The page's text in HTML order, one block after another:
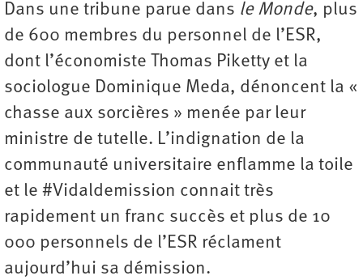
Dans une tribune parue dans le Monde, plus
de 600 membres du personnel de l’ESR,
dont l’économiste Thomas Piketty et la
sociologue Dominique Meda, dénoncent la «
chasse aux sorcières » menée par leur
ministre de tutelle. L’indignation de la
communauté universitaire enflamme la toile
et le #Vidaldemission connait très
rapidement un franc succès et plus de 10
000 personnels de l’ESR réclament
aujourd’hui sa démission.